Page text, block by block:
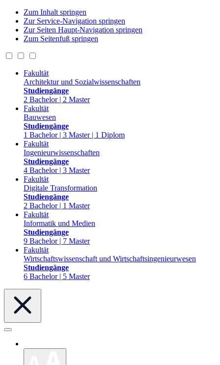
Zum Inhalt springen
Zur Service-Navigation springen
Zur Seiten Haupt-Navigation springen
Zum Seitenfuß springen
Fakultät
Architektur und Sozialwissenschaften
Studiengänge
2 Bachelor | 2 Master
Fakultät
Bauwesen
Studiengänge
1 Bachelor | 3 Master | 1 Diplom
Fakultät
Ingenieurwissenschaften
Studiengänge
4 Bachelor | 3 Master
Fakultät
Digitale Transformation
Studiengänge
2 Bachelor | 1 Master
Fakultät
Informatik und Medien
Studiengänge
9 Bachelor | 7 Master
Fakultät
Wirtschaftswissenschaft und Wirtschaftsingenieurwesen
Studiengänge
6 Bachelor | 5 Master